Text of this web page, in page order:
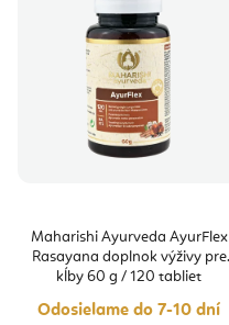
Maharishi Ayurveda AyurFlex
Rasayana doplnok výživy pre
kĺby 60 g / 120 tabliet
Odosielame do 7-10 dní